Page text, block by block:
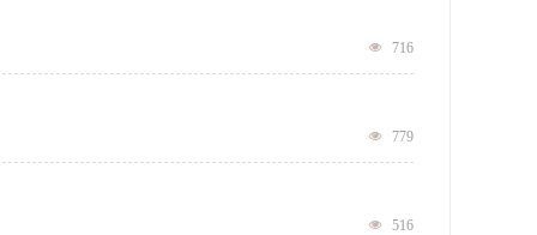
716
779
516